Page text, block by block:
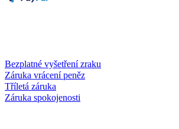
Bezplatné vyšetření zraku
Záruka vrácení peněz
Tříletá záruka
Záruka spokojenosti